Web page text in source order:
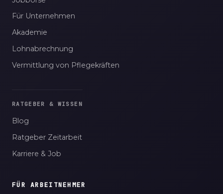
Für Unternehmen
Akademie
Lohnabrechnung
Vermittlung von Pflegekräften
RATGEBER & WISSEN
Blog
Ratgeber Zeitarbeit
Karriere & Job
FÜR ARBEITNEHMER